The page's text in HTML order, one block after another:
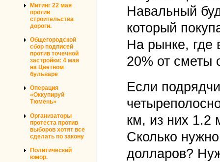
Митинг 22 мая
против
строительства
дороги.
Общегородской
сбор подписей
против точечной
застройки: 4 мая
на Цветном
бульваре
Операция
«Оккупируй
Тюмень»
Организаторы
протеста против
выборов хотят все
сделать по закону
Политический
юмор.
Навальный
который
На рынке, где
20% от сметы
Если
км, из них 1.2
Сколько
долларов?